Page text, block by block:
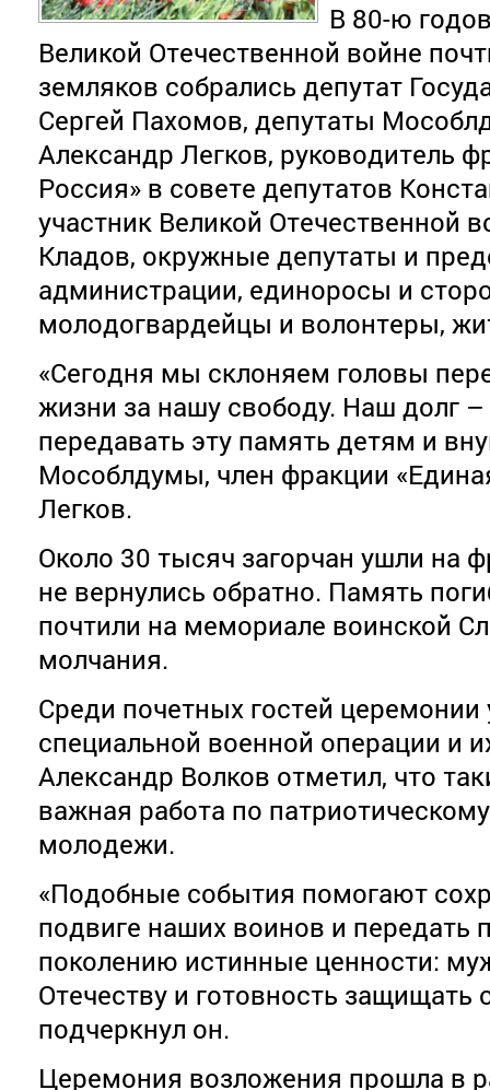
В 80-ю
Великой Отечественной войне
земляков собрались депутат
Сергей Пахомов, депутаты
Александр Легков, руководитель
Россия» в совете депутатов
участник Великой Отечественной
Кладов, окружные депутаты и
администрации, единоросы и
молодогвардейцы и волонтеры,
«Сегодня мы склоняем головы
жизни за нашу свободу. Наш долг
передавать эту память детям и
Мособлдумы, член фракции
Легков.
Около 30 тысяч загорчан ушли на
не вернулись обратно. Память
почтили на мемориале воинской
молчания.
Среди почетных гостей церемонии
специальной военной операции и
Александр Волков отметил, что
важная работа по
молодежи.
«Подобные события помогают
подвиге наших воинов и
поколению истинные ценности:
Отечеству и готовность защищать
подчеркнул он.
Церемония возложения прошла в